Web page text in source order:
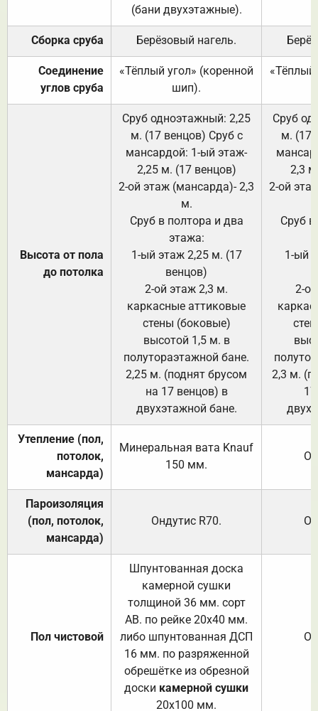
(бани двухэтажные).
Сборка сруба Берёзовый нагель.
Соединение
углов сруба
«Тёплый угол» (коренной
шип).
«Тёплый
Высота от пола
до потолка
Сруб одноэтажный: 2,25
м. (17 венцов) Сруб с
мансардой: 1-ый этаж-
2,25 м. (17 венцов)
2-ой этаж (мансарда)- 2,3
м.
Сруб в полтора и два
этажа:
1-ый этаж 2,25 м. (17
венцов)
2-ой этаж 2,3 м.
каркасные аттиковые
стены (боковые)
высотой 1,5 м. в
полутораэтажной бане.
2,25 м. (поднят брусом
на 17 венцов) в
двухэтажной бане.
Сруб
м. (17
2,3
2-ой
Сруб
1-ый
2-
2,3 м.
Утепление (пол,
потолок,
мансарда)
Минеральная вата Knauf
150 мм.
Пароизоляция
(пол, потолок,
мансарда)
Ондутис R70.
Пол чистовой
Шпунтованная доска
камерной сушки
толщиной 36 мм. сорт
АВ. по рейке 20х40 мм.
либо шпунтованная ДСП
16 мм. по разряженной
обрешётке из обрезной
доски камерной сушки
20х100 мм.